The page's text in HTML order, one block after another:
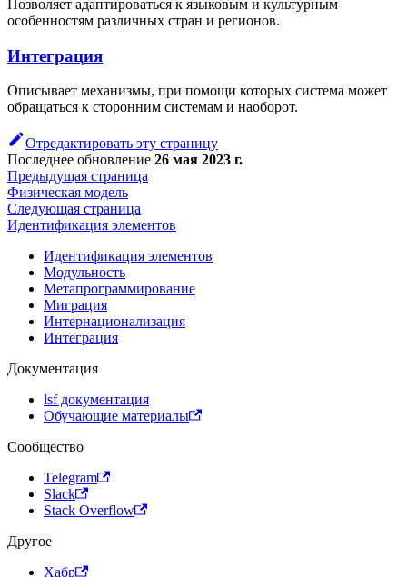
Позволяет адаптироваться к языковым и культурным
особенностям различных стран и регионов.
Интеграция
Описывает механизмы, при помощи которых система может
обращаться к сторонним системам и наоборот.
Отредактировать эту страницу
Последнее обновление 26 мая 2023 г.
Предыдущая страница
Физическая модель
Следующая страница
Идентификация элементов
Идентификация элементов
Модульность
Метапрограммирование
Миграция
Интернационализация
Интеграция
Документация
lsf документация
Обучающие материалы
Сообщество
Telegram
Slack
Stack Overflow
Другое
Хабр